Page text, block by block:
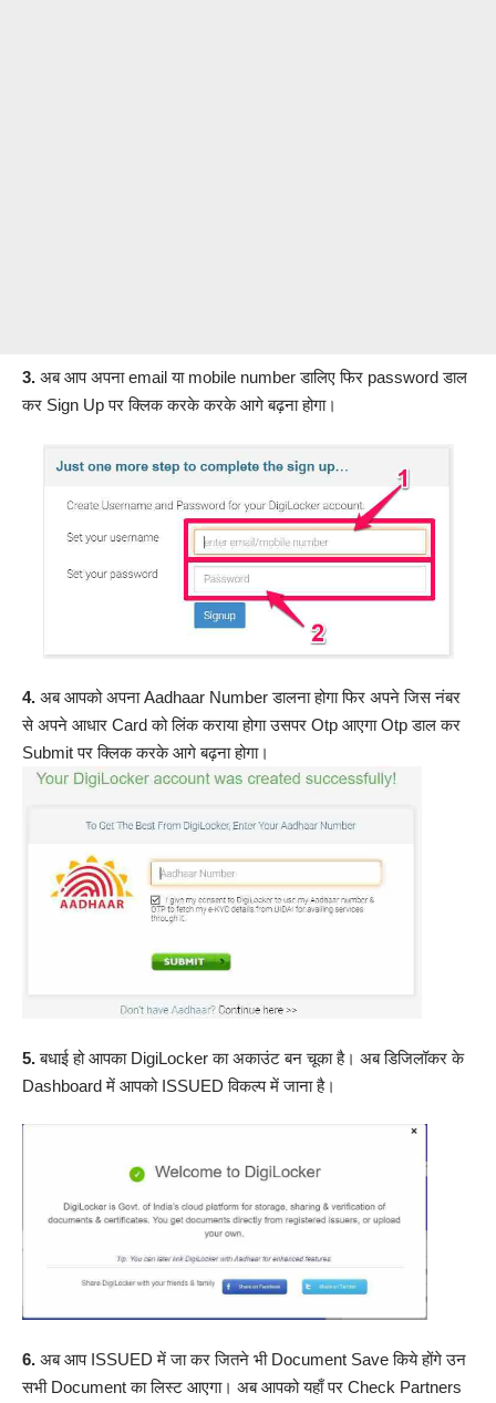
3. अब आप अपना email या mobile number डालिए फिर password डाल
कर Sign Up पर क्लिक करके करके आगे बढ़ना होगा।
4. अब आपको अपना Aadhaar Number डालना होगा फिर अपने जिस नंबर
से अपने आधार Card को लिंक कराया होगा उसपर Otp आएगा Otp डाल कर
Submit पर क्लिक करके आगे बढ़ना होगा।
5.बधाई हो आपका DigiLocker का अकाउंट बन चूका है। अब डिजिलॉकर के
Dashboard में आपको ISSUED विकल्प में जाना है।
6. अब आप ISSUED में जा कर जितने भी Document Save किये होंगे उन
सभी Document का लिस्ट आएगा। अब आपको यहाँ पर Check Partners